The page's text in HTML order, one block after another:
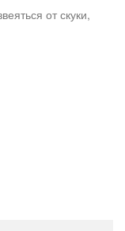
от скуки,